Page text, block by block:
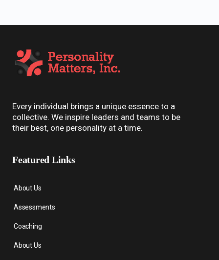
Every individual brings a unique essence to a
collective. We inspire leaders and teams to be
their best, one personality at a time.
Featured Links
About Us
Assessments
Coaching
About Us